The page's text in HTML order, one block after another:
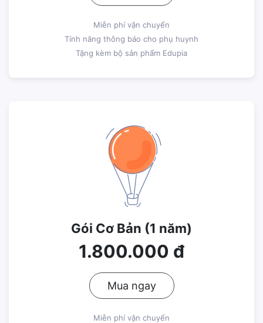
Miễn phí vận chuyển
Tính năng thông báo cho phụ huynh
Tặng kèm bộ sản phẩm Edupia
Gói Cơ Bản (1 năm)
1.800.000 đ
Mua ngay
Miễn phí vận chuyển